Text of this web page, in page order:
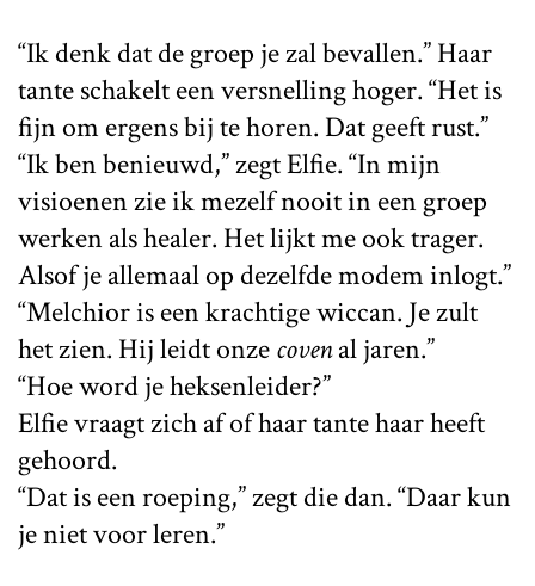
“Ik denk dat de groep je zal bevallen.” Haar
tante schakelt een versnelling hoger. “Het is
fijn om ergens bij te horen. Dat geeft rust.”
“Ik ben benieuwd,” zegt Elfie. “In mijn
visioenen zie ik mezelf nooit in een groep
werken als healer. Het lijkt me ook trager.
Alsof je allemaal op dezelfde modem inlogt.”
“Melchior is een krachtige wiccan. Je zult
het zien. Hij leidt onzecovenal jaren.”
“Hoe word je heksenleider?”
Elfie vraagt zich af of haar tante haar heeft
gehoord.
“Dat is een roeping,” zegt die dan. “Daar kun
je niet voor leren.”